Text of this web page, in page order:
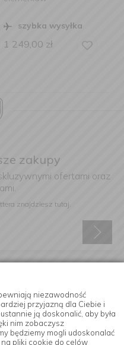
niezawodność
przyjazną dla Ciebie i
ją doskonalić, aby była
nim zobaczysz
będziemy mogli udoskonalać
pliki cookie do celów
szybka wysyłka
1 249,00 zł
zakupy
ofertami oraz
znajdziesz tutaj.